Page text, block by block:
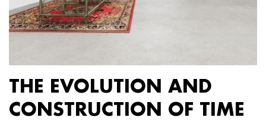
THE EVOLUTION AND
CONSTRUCTION OF TIME